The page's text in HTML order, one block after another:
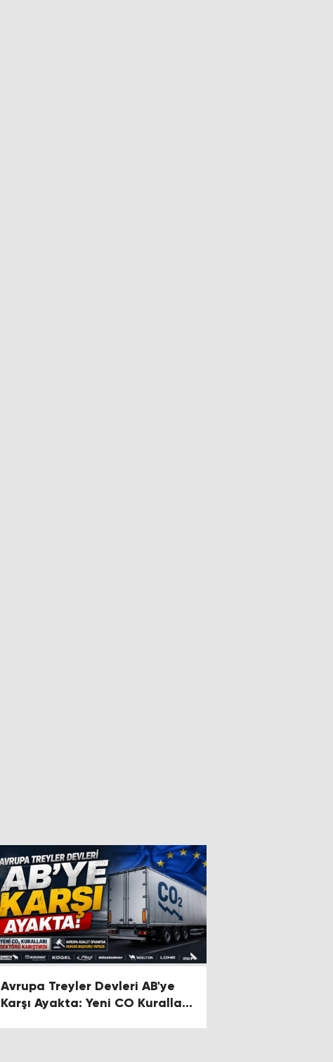
Avrupa Treyler Devleri AB'ye
Karşı Ayakta: Yeni CO Kuralları